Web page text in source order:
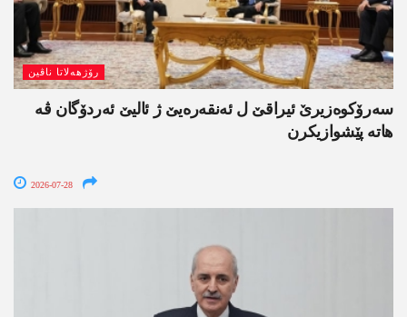
رۆژھەلاتا ناڤین
سەرۆکوەزیرێ ئیراقێ ل ئەنقەرەیێ ژ ئالیێ ئەردۆگان ڤە
ھاتە پێشوازیکرن
2026-07-28